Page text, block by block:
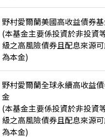
野村愛爾蘭美國高收益債券
(本基金主要係投資於非投資
級之高風險債券且配息來源
為本金)
野村愛爾蘭全球永續高收益
金
(本基金主要係投資於非投資
級之高風險債券且配息來源
為本金)